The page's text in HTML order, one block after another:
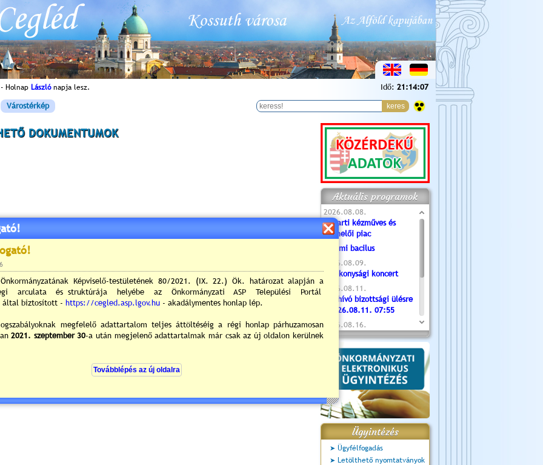
Holnap Lászlónapja lesz. Idő: 21:14:08
Várostérkép
DOKUMENTUMOK
Aktuális programok
2026.08.08.
Tóparti kézműves és
termelői piac
Valami bacilus
2026.08.09.
Jótékonysági koncert
2026.08.11.
Meghívó bizottsági ülésre
- 2026.08.11. 07:55
2026.08.16.
Újvárosi Közlekedési és
Sportnap
2026.08.19.
Ceglédi fotóklub kiállítás
2026.08.20.
Szent István Ünnepe
Ügyintézés
Ügyfélfogadás
Letölthető nyomtatványok